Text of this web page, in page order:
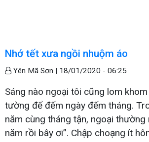
Nhớ tết xưa ngồi nhuộm áo
Yên Mã Sơn | 18/01/2020 - 06:25
Sáng nào ngoại tôi cũng lom
tường để đếm ngày đếm tháng.
năm cùng tháng tận, ngoại thường
năm rồi bây ơi”. Chập choạng ít